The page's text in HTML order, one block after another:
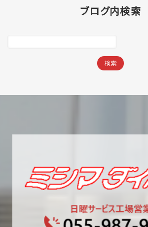
ブログ内検索